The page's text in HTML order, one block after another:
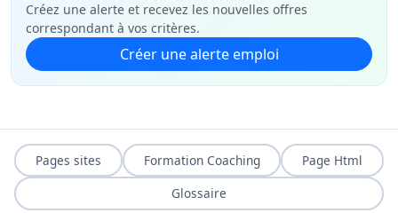
Créez une alerte et recevez les nouvelles offres
correspondant à vos critères.
Créer une alerte emploi
Pages sites Formation Coaching
Page Html
Glossaire